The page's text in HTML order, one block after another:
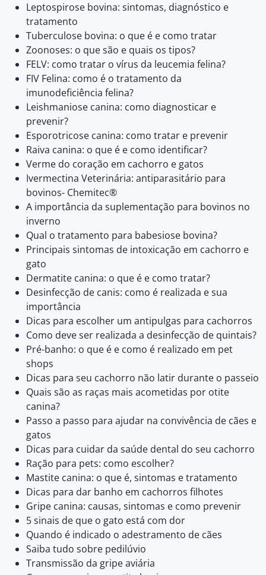
Leptospirose bovina: sintomas, diagnóstico e
tratamento
Tuberculose bovina: o que é e como tratar
Zoonoses: o que são e quais os tipos?
FELV: como tratar o vírus da leucemia felina?
FIV Felina: como é o tratamento da
imunodeficiência felina?
Leishmaniose canina: como diagnosticar e
prevenir?
Esporotricose canina: como tratar e prevenir
Raiva canina: o que é e como identificar?
Verme do coração em cachorro e gatos
Ivermectina Veterinária: antiparasitário para
bovinos- Chemitec®
A importância da suplementação para bovinos no
inverno
Qual o tratamento para babesiose bovina?
Principais sintomas de intoxicação em cachorro e
gato
Dermatite canina: o que é e como tratar?
Desinfecção de canis: como é realizada e sua
importância
Dicas para escolher um antipulgas para cachorros
Como deve ser realizada a desinfecção de quintais?
Pré-banho: o que é e como é realizado em pet
shops
Dicas para seu cachorro não latir durante o passeio
Quais são as raças mais acometidas por otite
canina?
Passo a passo para ajudar na convivência de cães e
gatos
Dicas para cuidar da saúde dental do seu cachorro
Ração para pets: como escolher?
Mastite canina: o que é, sintomas e tratamento
Dicas para dar banho em cachorros filhotes
Gripe canina: causas, sintomas e como prevenir
5 sinais de que o gato está com dor
Quando é indicado o adestramento de cães
Saiba tudo sobre pedilúvio
Transmissão da gripe aviária